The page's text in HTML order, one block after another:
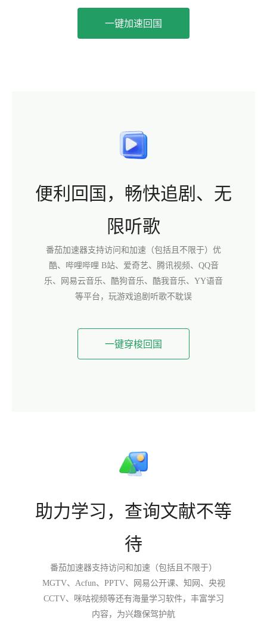
一键加速回国
便利回国，畅快追剧、无
限听歌
番茄加速器支持访问和加速（包括且不限于）优
酷、哔哩哔哩 B站、爱奇艺、腾讯视频、QQ音
乐、网易云音乐、酷狗音乐、酷我音乐、YY语音
等平台，玩游戏追剧听歌不耽误
一键穿梭回国
助力学习，查询文献不等
待
番茄加速器支持访问和加速（包括且不限于）
MGTV、Acfun、PPTV、网易公开课、知网、央视
CCTV、咪咕视频等还有海量学习软件，丰富学习
内容，为兴趣保驾护航